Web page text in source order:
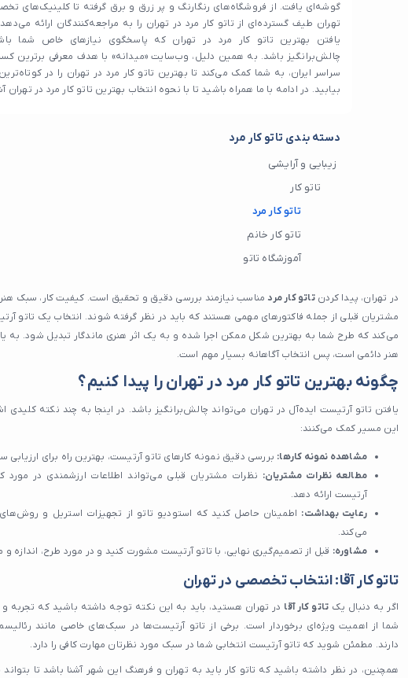
گوشه‌ای یافت. از فروشگاه‌های رنگارنگ و پر زرق و برق گرفته تا کلینیک‌های
تهران طیف گسترده‌ای از تاتو کار مرد در تهران را به مراجعه‌کنندگان ارائه
یافتن بهترین تاتو کار مرد در تهران که پاسخگوی نیازهای خاص شما
چالش‌برانگیز باشد. به همین دلیل، وب‌سایت «میدانه» با هدف معرفی برترین
سراسر ایران، به شما کمک می‌کند تا بهترین تاتو کار مرد در تهران را در
بیابید. در ادامه با ما همراه باشید تا با نحوه انتخاب بهترین تاتو کار مرد در تهران
دسته بندی تاتو کار مرد
زیبایی و آرایشی
تاتو کار
تاتو کار مرد
تاتو کار خانم
آموزشگاه تاتو
در تهران، پیدا کردنتاتو کار مرد مناسب نیازمند بررسی دقیق و تحقیق است. کیفیت کار، سبک
مشتریان قبلی از جمله فاکتورهای مهمی هستند که باید در نظر گرفته شوند. انتخاب یک تاتو
می‌کند که طرح شما به بهترین شکل ممکن اجرا شده و به یک اثر هنری ماندگار تبدیل شود. به
هنر دائمی است، پس انتخاب آگاهانه بسیار مهم است.
چگونه بهترین تاتو کار مرد در تهران را پیدا کنیم؟
یافتن تاتو آرتیست ایده‌آل در تهران می‌تواند چالش‌برانگیز باشد. در اینجا به چند نکته کلیدی
این مسیر کمک می‌کنند:
مشاهده نمونه کارها: بررسی دقیق نمونه کارهای تاتو آرتیست، بهترین راه برای
مطالعه نظرات مشتریان: نظرات مشتریان قبلی می‌تواند اطلاعات ارزشمندی در مورد
آرتیست ارائه دهد.
رعایت بهداشت: اطمینان حاصل کنید که استودیو تاتو از تجهیزات استریل و
می‌کند.
مشاوره: قبل از تصمیم‌گیری نهایی، با تاتو آرتیست مشورت کنید و در مورد طرح، اندازه
تاتو کار آقا: انتخاب تخصصی در تهران
اگر به دنبال یک تاتو کار آقا در تهران هستید، باید به این نکته توجه داشته باشید که
شما از اهمیت ویژه‌ای برخوردار است. برخی از تاتو آرتیست‌ها در سبک‌های خاصی مانند
دارند. مطمئن شوید که تاتو آرتیست انتخابی شما در سبک مورد نظرتان مهارت کافی را دارد.
همچنین، در نظر داشته باشید که تاتو کار باید به تهران و فرهنگ این شهر آشنا باشد تا